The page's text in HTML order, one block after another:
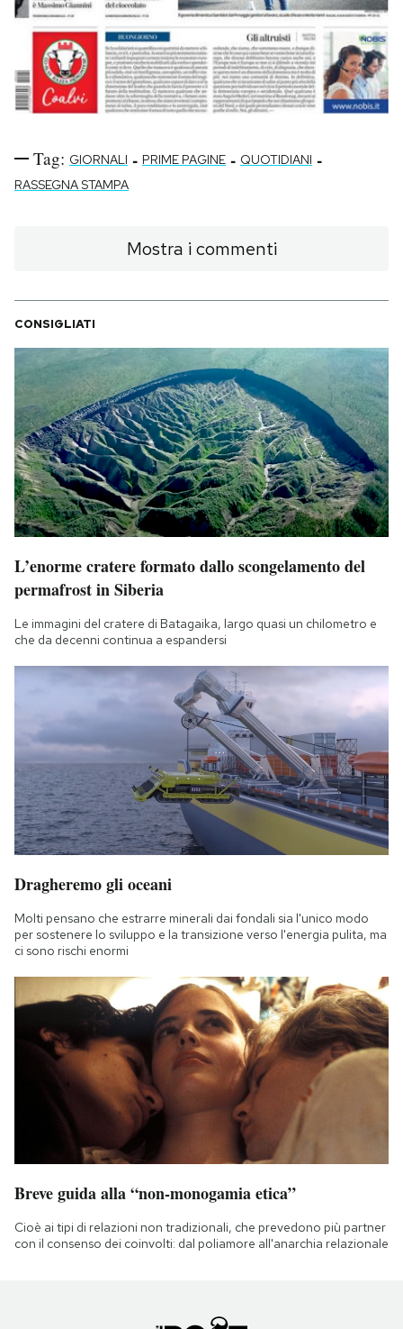
Tag: GIORNALI - PRIME PAGINE - QUOTIDIANI -
RASSEGNA STAMPA
Mostra i commenti
CONSIGLIATI
L’enorme cratere formato dallo scongelamento del
permafrost in Siberia
Le immagini del cratere di Batagaika, largo quasi un chilometro e
che da decenni continua a espandersi
Dragheremo gli oceani
Molti pensano che estrarre minerali dai fondali sia l'unico modo
per sostenere lo sviluppo e la transizione verso l'energia pulita, ma
ci sono rischi enormi
Breve guida alla “non-monogamia etica”
Cioè ai tipi di relazioni non tradizionali, che prevedono più partner
con il consenso dei coinvolti: dal poliamore all'anarchia relazionale